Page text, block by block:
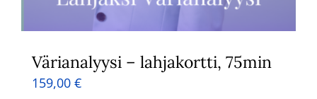
Värianalyysi – lahjakortti, 75min
159,00 €